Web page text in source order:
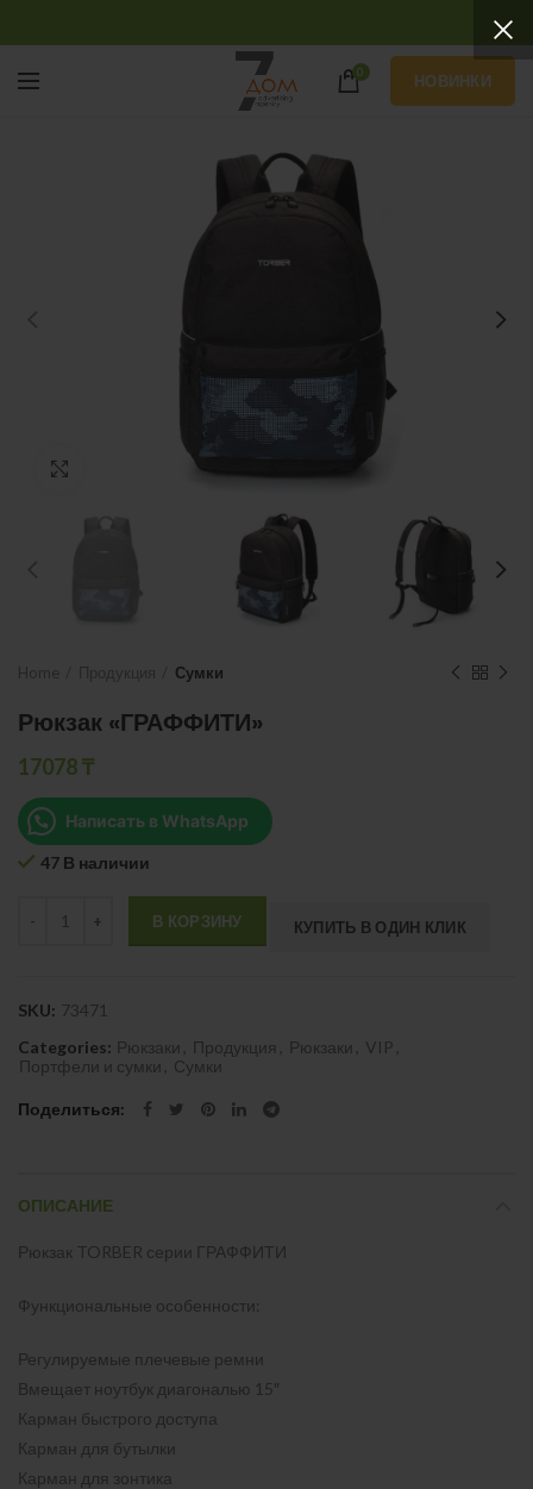
0 НОВИНКИ
Нажмите, чтобы увеличить
Сумки
Рюкзак «ГРАФФИТИ»
17078₸
Написать в WhatsApp
47 В наличии
В КОРЗИНУ КУПИТЬ В ОДИН КЛИК
SKU: 73471
Categories: Рюкзаки Продукция Рюкзаки VIP
Портфели и сумки
Сумки
Поделиться
ОПИСАНИЕ
Рюкзак TORBER серии ГРАФФИТИ
Функциональные особенности:
Регулируемые плечевые ремни
Вмещает ноутбук диагональю 15″
Карман быстрого доступа
Карман для бутылки
Карман для зонтика